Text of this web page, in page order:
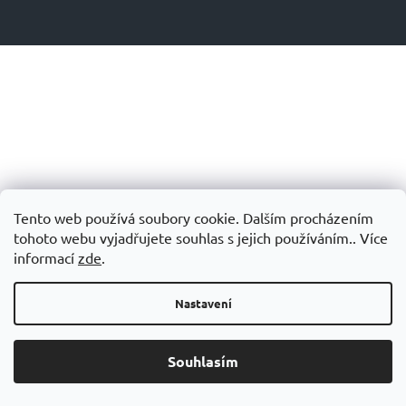
Tento web používá soubory cookie. Dalším procházením
tohoto webu vyjadřujete souhlas s jejich používáním.. Více
informací zde.
Nastavení
Souhlasím